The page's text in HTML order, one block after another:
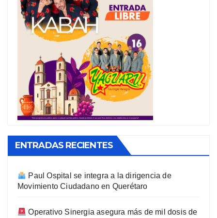
ENTRADAS RECIENTES
Paul Ospital se integra a la dirigencia de
Movimiento Ciudadano en Querétaro
Operativo Sinergia asegura más de mil dosis de